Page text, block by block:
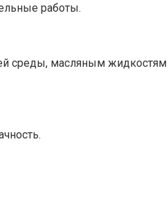
работы.
среды, масляным жидкостям